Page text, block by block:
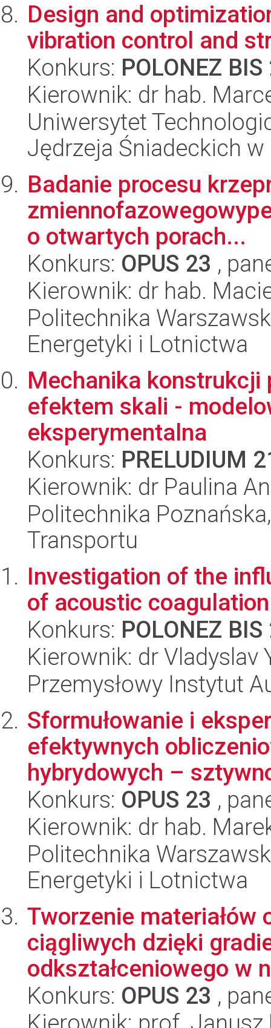
Design and
vibration control and
Konkurs: POLONEZ BIS
Kierownik: dr hab.
Uniwersytet
Jędrzeja Śniadeckich
Badanie procesu
o otwartych porach...
Konkurs: OPUS 23 ,
Kierownik: dr hab.
Politechnika
Energetyki i Lotnictwa
Mechanika konstrukcji
efektem skali -
eksperymentalna
Konkurs: PRELUDIUM
Kierownik: dr Paulina
Politechnika
Transportu
Investigation of the
of acoustic
Konkurs: POLONEZ BIS
Kierownik: dr Vladyslav
Przemysłowy Instytut
Sformułowanie i
efektywnych
hybrydowych –
Konkurs: OPUS 23 ,
Kierownik: dr hab.
Politechnika
Energetyki i Lotnictwa
Tworzenie materiałów
ciągliwych dzięki
odkształceniowego w
Konkurs: OPUS 23 ,